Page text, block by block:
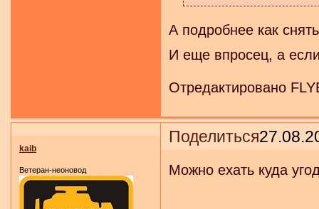
А подробнее как
И еще впросец, а если
Отредактировано
Поделиться
kaib
Ветеран-неоновод Можно ехать куда